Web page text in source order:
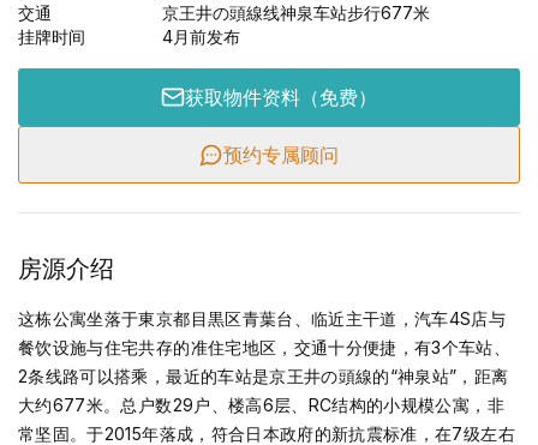
交通
京王井の頭線线神泉车站步行677米
挂牌时间
4月前发布
获取物件资料（免费）
预约专属顾问
房源介绍
这栋公寓坐落于東京都目黒区青葉台、临近主干道，汽车4S店与
餐饮设施与住宅共存的准住宅地区，交通十分便捷，有3个车站、
2条线路可以搭乘，最近的车站是京王井の頭線的“神泉站”，距离
大约677米。总户数29户、楼高6层、RC结构的小规模公寓，非
常坚固。于2015年落成，符合日本政府的新抗震标准，在7级左右